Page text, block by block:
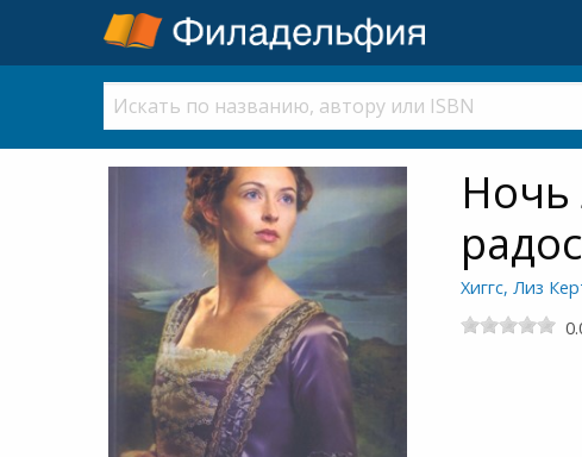
Ночь
Хиггс, Лиз